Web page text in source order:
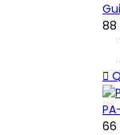
88

66